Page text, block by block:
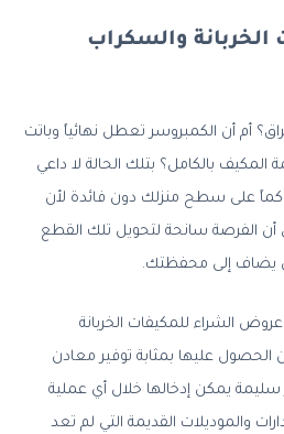
والسكراب
أم أن الكمبروسر تعطل نهائياً وباتت
المكيف بالكامل؟ بتلك الحالة لا داعي
على سطح منزلك دون فائدة لأن
أن الفرصة سانحة لتحويل تلك القطع
يضاف إلى محفظتك.
عروض الشراء للمكيفات الخربانة
الحصول عليها بمثابة توفير معادن
سليمة يمكن إدخالها خلال أي عملية
والموديلات القديمة التي لم تعد